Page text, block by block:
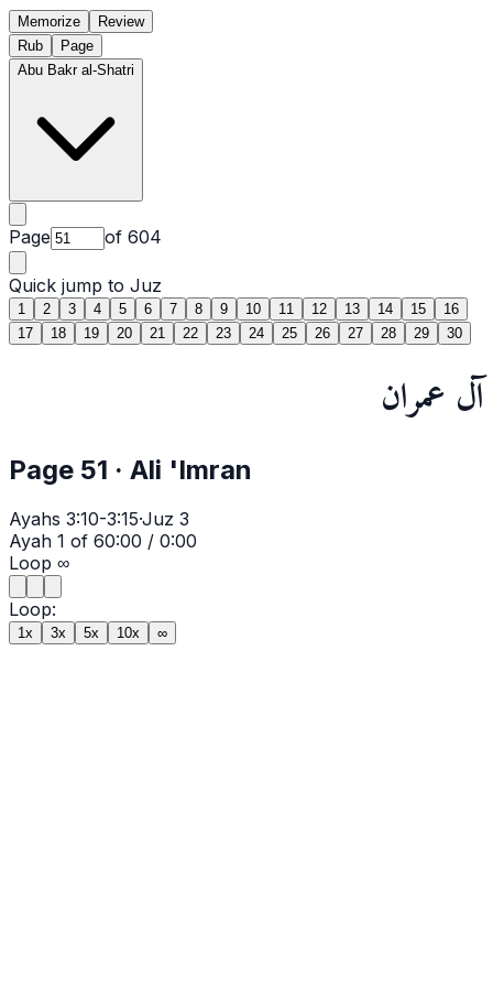
Memorize
Review
Rub
Page
Abu Bakr al-Shatri
Page of 604
Quick jump to Juz
1 2 3 4 5 6 7 8 9 10 11 12 13 14 15
16
17
18 19 20 21 22 23 24 25 26 27 28 29 30
آل عمران
Page 51 · Ali 'Imran
Ayahs 3:10-3:15·Juz 3
Ayah 1 of 60:00 / 0:00
Loop ∞
Loop:
1x 3x 5x 10x ∞